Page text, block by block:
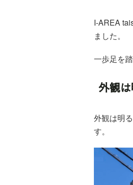
I-AREA
ました。
一歩足を
外観
外観は明
す。